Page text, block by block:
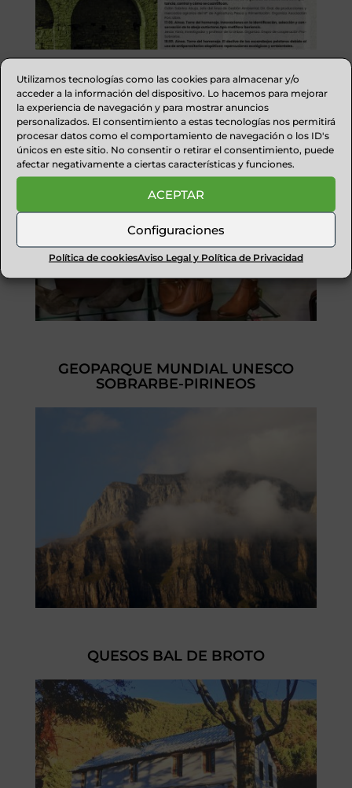
Utilizamos tecnologías como las cookies para almacenar y/o
acceder a la información del dispositivo. Lo hacemos para mejorar
la experiencia de navegación y para mostrar anuncios
personalizados. El consentimiento a estas tecnologías nos permitirá
procesar datos como el comportamiento de navegación o los ID's
únicos en este sitio. No consentir o retirar el consentimiento, puede
afectar negativamente a ciertas características y funciones.
ACEPTAR
Configuraciones
Política de cookiesAviso Legal y Política de Privacidad
CALZALIA ZAPATERÍAS
GEOPARQUE MUNDIAL UNESCO
SOBRARBE-PIRINEOS
QUESOS BAL DE BROTO